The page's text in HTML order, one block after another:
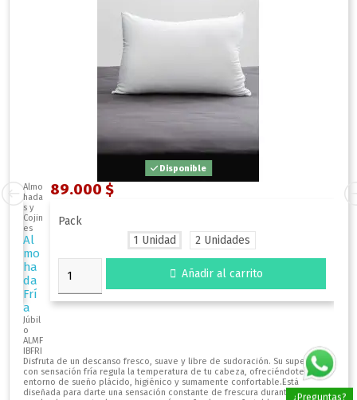
Disponible
Almo
hada
s y
Cojin
es
Al
mo
ha
da
Frí
a
Júbil
o
ALMF
IBFRI
89.000 $
Pack
1 Unidad
2 Unidades
 Añadir al carrito
Disfruta de un descanso fresco, suave y libre de sudoración. Su superficie
con sensación fría regula la temperatura de tu cabeza, ofreciéndote un
entorno de sueño plácido, higiénico y sumamente confortable.Está
diseñada para darte una sensación constante de frescura durante la noche,
Almo
hada
ad
a
Júbil
¿Preguntas?